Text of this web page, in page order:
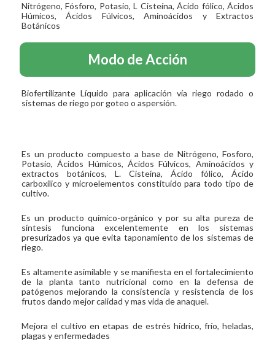
Nitrógeno, Fósforo, Potasio, L Cisteína, Ácido fólico, Ácidos
Húmicos, Ácidos Fúlvicos, Aminoácidos y Extractos
Botánicos
Modo de Acción
Biofertilizante Líquido para aplicación vía riego rodado o
sistemas de riego por goteo o aspersión.
Es un producto compuesto a base de Nitrógeno, Fosforo,
Potasio, Ácidos Húmicos, Ácidos Fúlvicos, Aminoácidos y
extractos botánicos, L. Cisteína, Ácido fólico, Ácido
carboxílico y microelementos constituido para todo tipo de
cultivo.
Es un producto químico-orgánico y por su alta pureza de
síntesis funciona excelentemente en los sistemas
presurizados ya que evita taponamiento de los sistemas de
riego.
Es altamente asimilable y se manifiesta en el fortalecimiento
de la planta tanto nutricional como en la defensa de
patógenos mejorando la consistencia y resistencia de los
frutos dando mejor calidad y mas vida de anaquel.
Mejora el cultivo en etapas de estrés hídrico, frío, heladas,
plagas y enfermedades